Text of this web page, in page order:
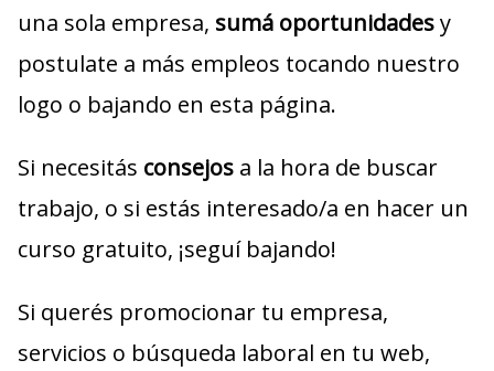
una sola empresa, sumá oportunidadesy
postulate a más empleos tocando nuestro
logo o bajando en esta página.
Si necesitás consejos a la hora de buscar
trabajo, o si estás interesado/a en hacer un
curso gratuito, ¡seguí bajando!
Si querés promocionar tu empresa,
servicios o búsqueda laboral en tu web,